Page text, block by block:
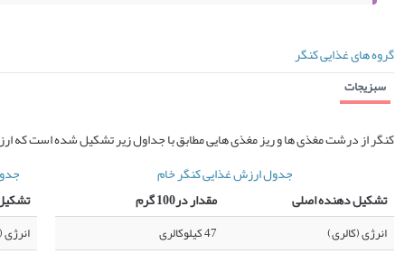
گروه های غذایی کنگر
سبزیجات
کنگر از درشت مغذی ها و ریز مغذی هایی مطابق با جداول زیر تشکیل شده است که
جدول ارزش غذایی کنگر خام
تشکیل دهنده اصلی
مقدار در100 گرم
انرژی (کالری)
47 کیلوکالری